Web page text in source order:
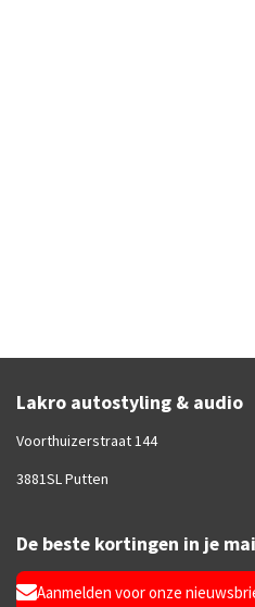
Lakro autostyling & audio
Voorthuizerstraat 144
3881SL Putten
De beste kortingen in je
Aanmelden voor onze